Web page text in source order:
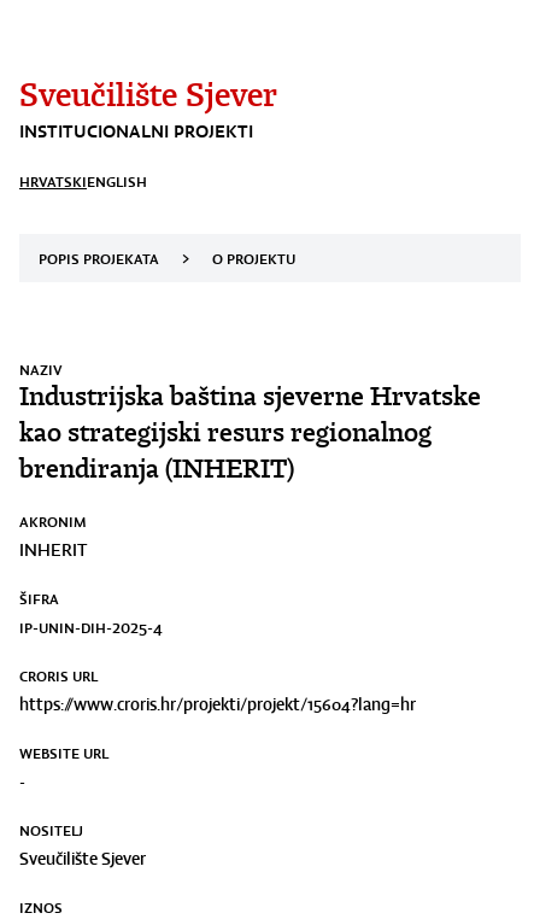
Sveučilište Sjever
INSTITUCIONALNI PROJEKTI
HRVATSKIENGLISH
POPIS PROJEKATA > O PROJEKTU
NAZIV
Industrijska baština sjeverne Hrvatske
kao strategijski resurs regionalnog
brendiranja (INHERIT)
AKRONIM
INHERIT
ŠIFRA
IP-UNIN-DIH-2025-4
CRORIS URL
https://www.croris.hr/projekti/projekt/15604?lang=hr
WEBSITE URL
-
NOSITELJ
Sveučilište Sjever
IZNOS